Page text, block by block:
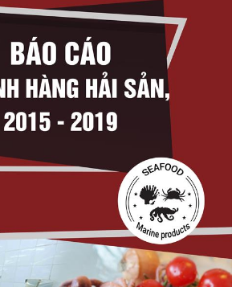
(sửa đổi)
Thuế Mục 301 và bài toán thích ứng của
tôm Việt tại thị...
VASEP chào đón Công ty Cổ phần Thương
Nguồn cung giảm, giá cá rô phi Trung Quốc